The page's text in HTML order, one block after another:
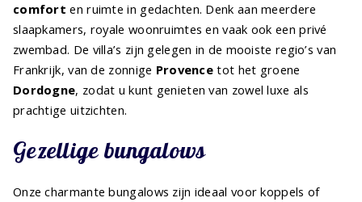
comfort en ruimte in gedachten. Denk aan meerdere
slaapkamers, royale woonruimtes en vaak ook een privé
zwembad. De villa’s zijn gelegen in de mooiste regio’s van
Frankrijk, van de zonnige Provence tot het groene
Dordogne, zodat u kunt genieten van zowel luxe als
prachtige uitzichten.
Gezellige bungalows
Onze charmante bungalows zijn ideaal voor koppels of